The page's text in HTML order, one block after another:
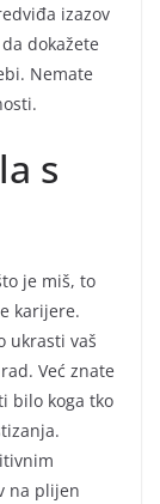
izazov
dokažete
Nemate
s
je miš, to
karijere.
ukrasti vaš
Već znate
bilo koga tko
na plijen